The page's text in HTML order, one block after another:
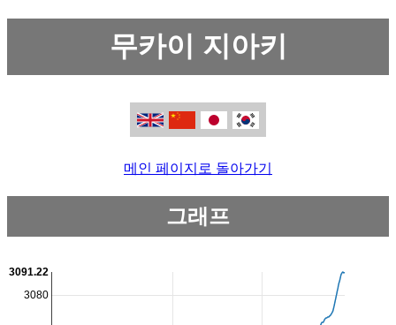
무카이 지아키
메인 페이지로 돌아가기
그래프
3080
3091.22